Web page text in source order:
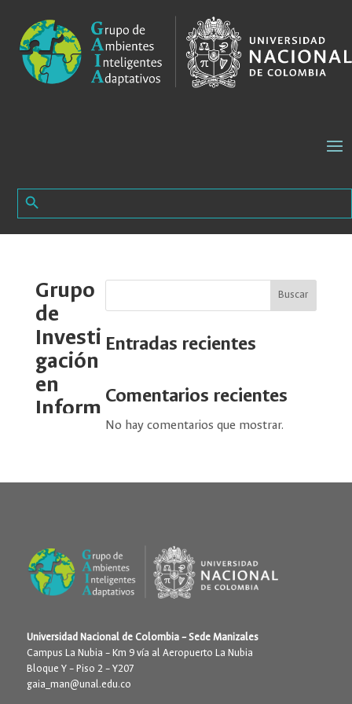
Search Button
Grupo
de
Investi
gación
en
Inform
iva
porÍndigo |Sep
3, 2023
Buscar
Entradas recientes
Comentarios recientes
No hay comentarios que mostrar.
Universidad Nacional de Colombia – Sede Manizales
Campus La Nubia – Km 9 vía al Aeropuerto La Nubia
Bloque Y – Piso 2 – Y207
gaia_man@unal.edu.co